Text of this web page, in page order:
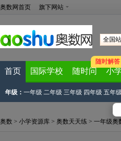
奥数网首页 旗下网站
全国站
首页 国际学校 随时问
随时解答
小
年级： 一年级 二年级 三年级 四年级 五年级
奥数 > 小学资源库 > 奥数天天练 > 一年级奥